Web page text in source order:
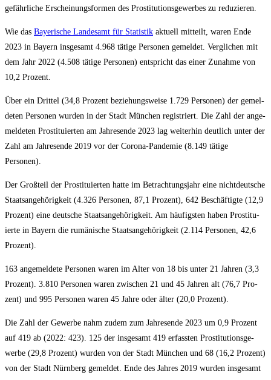
gefähr­li­che Erschei­nungs­for­men des Pro­sti­tu­ti­ons­ge­wer­bes zu reduzieren.
Wie das Baye­ri­sche Lan­des­amt für Sta­tis­tik aktu­ell mit­teilt, waren Ende
2023 in Bay­ern ins­ge­samt 4.968 täti­ge Per­so­nen gemel­det. Ver­gli­chen mit
dem Jahr 2022 (4.508 täti­ge Per­so­nen) ent­spricht das einer Zunah­me von
10,2 Prozent.
Über ein Drit­tel (34,8 Pro­zent bezie­hungs­wei­se 1.729 Per­so­nen) der gemel­
de­ten Per­so­nen wur­den in der Stadt Mün­chen regis­triert. Die Zahl der ange­
mel­de­ten Pro­sti­tu­ier­ten am Jah­res­en­de 2023 lag wei­ter­hin deut­lich unter der
Zahl am Jah­res­en­de 2019 vor der Coro­na-Pan­de­mie (8.149 täti­ge
Personen).
Der Groß­teil der Pro­sti­tu­ier­ten hat­te im Betrach­tungs­jahr eine nicht­deut­sche
Staats­an­ge­hö­rig­keit (4.326 Per­so­nen, 87,1 Pro­zent), 642 Beschäf­tig­te (12,9
Pro­zent) eine deut­sche Staats­an­ge­hö­rig­keit. Am häu­figs­ten haben Pro­sti­tu­
ier­te in Bay­ern die rumä­ni­sche Staats­an­ge­hö­rig­keit (2.114 Per­so­nen, 42,6
Prozent).
163 ange­mel­de­te Per­so­nen waren im Alter von 18 bis unter 21 Jah­ren (3,3
Pro­zent). 3.810 Per­so­nen waren zwi­schen 21 und 45 Jah­ren alt (76,7 Pro­
zent) und 995 Per­so­nen waren 45 Jah­re oder älter (20,0 Prozent).
Die Zahl der Gewer­be nahm zudem zum Jah­res­en­de 2023 um 0,9 Pro­zent
auf 419 ab (2022: 423). 125 der ins­ge­samt 419 erfass­ten Pro­sti­tu­ti­ons­ge­
wer­be (29,8 Pro­zent) wur­den von der Stadt Mün­chen und 68 (16,2 Pro­zent)
von der Stadt Nürn­berg gemel­det. Ende des Jah­res 2019 wur­den ins­ge­samt